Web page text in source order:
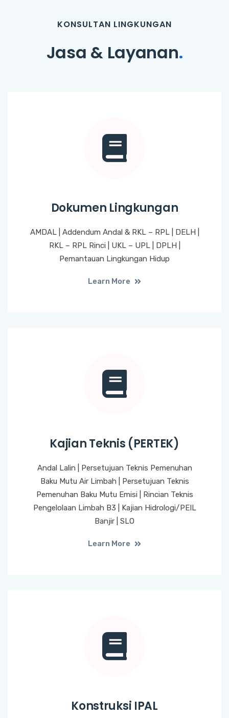
KONSULTAN LINGKUNGAN
Jasa & Layanan.
Dokumen Lingkungan
AMDAL | Addendum Andal & RKL – RPL | DELH |
RKL – RPL Rinci | UKL – UPL | DPLH |
Pemantauan Lingkungan Hidup
Learn More
Kajian Teknis (PERTEK)
Andal Lalin | Persetujuan Teknis Pemenuhan
Baku Mutu Air Limbah | Persetujuan Teknis
Pemenuhan Baku Mutu Emisi | Rincian Teknis
Pengelolaan Limbah B3 | Kajian Hidrologi/PEIL
Banjir | SLO
Learn More
Konstruksi IPAL